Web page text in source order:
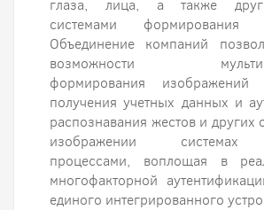
глаза, лица, а также
системами формирования
Объединение компаний
возможности
формирования изображений
получения учетных данных и
распознавания жестов и других
изображении системах
процессами, воплощая в
многофакторной
единого интегрированного